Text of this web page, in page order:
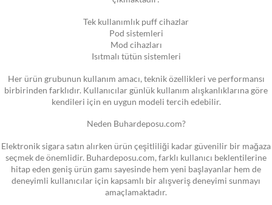
Tek kullanımlık puff cihazlar
Pod sistemleri
Mod cihazları
Isıtmalı tütün sistemleri
Her ürün grubunun kullanım amacı, teknik özellikleri ve performansı
birbirinden farklıdır. Kullanıcılar günlük kullanım alışkanlıklarına göre
kendileri için en uygun modeli tercih edebilir.
Neden Buhardeposu.com?
Elektronik sigara satın alırken ürün çeşitliliği kadar güvenilir bir mağaza
seçmek de önemlidir. Buhardeposu.com, farklı kullanıcı beklentilerine
hitap eden geniş ürün gamı sayesinde hem yeni başlayanlar hem de
deneyimli kullanıcılar için kapsamlı bir alışveriş deneyimi sunmayı
amaçlamaktadır.